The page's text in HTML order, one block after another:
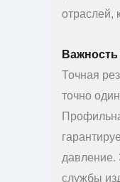
отраслей,
Точная
точно
давление.
службы